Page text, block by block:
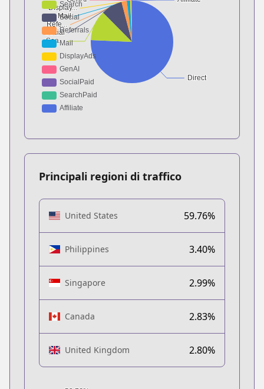
Principali regioni di traffico
United States 59.76%
Philippines 3.40%
Singapore 2.99%
Canada 2.83%
United Kingdom 2.80%